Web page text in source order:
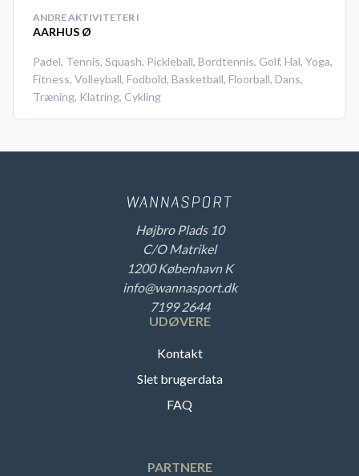
ANDRE AKTIVITETER I
AARHUS Ø
Padel, Tennis, Squash, Pickleball, Bordtennis, Golf, Hal, Yoga,
Fitness, Volleyball, Fodbold, Basketball, Floorball, Dans,
Træning, Klatring, Cykling
Højbro Plads 10
C/O Matrikel
1200 København K
info@wannasport.dk
7199 2644
UDØVERE
Kontakt
Slet brugerdata
FAQ
PARTNERE